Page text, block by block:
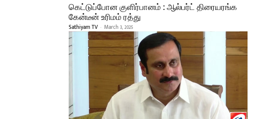
கெட்டுப்போன குளிர்பானம் : ஆல்பர்ட் திரையரங்க
கேன்டீன் உரிமம் ரத்து
Sathiyam TV - March 3, 2025